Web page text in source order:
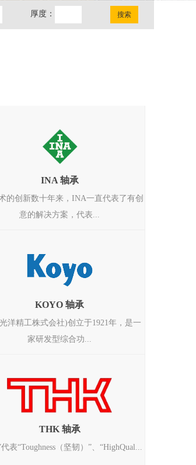
厚度：
INA 轴承
的创新数十年来，INA一直代表了有创
意的解决方案，代表...
KOYO 轴承
洋精工株式会社)创立于1921年，是一
家研发型综合功...
THK 轴承
表“Toughness（坚韧）”、“HighQual...